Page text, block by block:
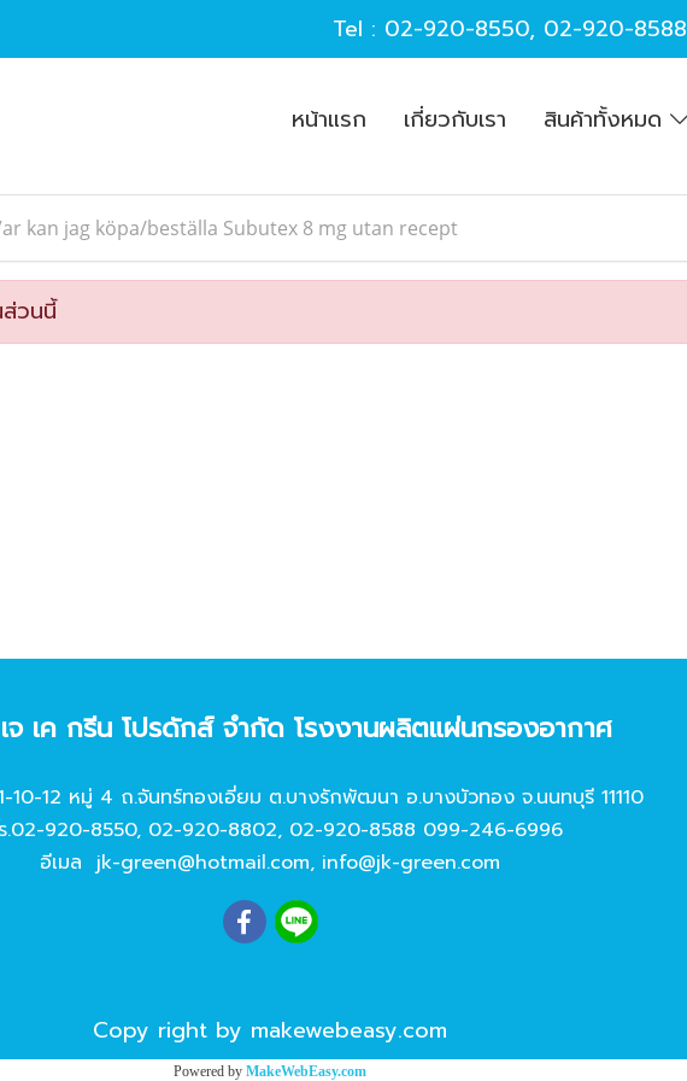
Tel : 02-920-8550, 02-920-8588
หน้าแรก เกี่ยวกับเรา สินค้าทั้งหมด
kan jag köpa/beställa Subutex 8 mg utan recept
ส่วนนี้
จ เค กรีน โปรดักส์ จํากัด โรงงานผลิตแผ่นกรองอากาศ
10-12 หมู่ 4 ถ.จันทร์ทองเอี่ยม ต.บางรักพัฒนา อ.บางบัวทอง จ.นนทบุรี 11110
.02-920-8550, 02-920-8802, 02-920-8588 099-246-6996
อีเมล jk-green@hotmail.com, info@jk-green.com
Copy right by makewebeasy.com
Powered by MakeWebEasy.com